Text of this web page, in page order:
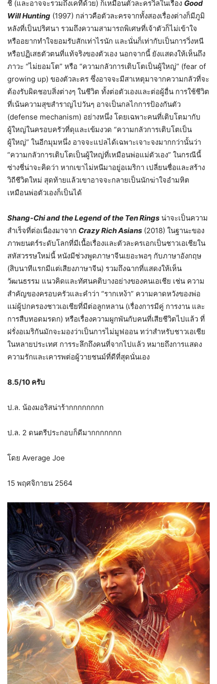
ชี่ (และอาจจะรวมถึงเคทีด้วย) ก็เหมือนตัวละครวิลในเรื่อง Good
Will Hunting (1997) กล่าวคือตัวละครจากทั้งสองเรื่องต่างก็มีภูมิ
หลังที่เป็นปริศนา รวมถึงความสามารถพิเศษที่เจ้าตัวก็ไม่เข้าใจ
หรืออยากทำใจยอมรับสักเท่าไรนัก และนั่นก็เท่ากับเป็นการวิ่งหนี
หรือปฏิเสธตัวตนที่แท้จริงของตัวเอง นอกจากนี้ ยังแสดงให้เห็นถึง
ภาวะ “ไม่ยอมโต” หรือ “ความกลัวการเติบโตเป็นผู้ใหญ่” (fear of
growing up) ของตัวละคร ซึ่งอาจจะมีสาเหตุมาจากความกลัวที่จะ
ต้องรับผิดชอบสิ่งต่างๆ ในชีวิต ทั้งต่อตัวเองและต่อผู้อื่น การใช้ชีวิต
ที่เน้นความสุขสำราญไปวันๆ อาจเป็นกลไกการป้องกันตัว
(defense mechanism) อย่างหนึ่ง โดยเฉพาะคนที่เติบโตมากับ
ผู้ใหญ่ในครอบครัวที่ดุและเข้มงวด “ความกลัวการเติบโตเป็น
ผู้ใหญ่” ในอีกมุมหนึ่ง อาจจะแปลได้เฉพาะเจาะจงมากกว่านั้นว่า
“ความกลัวการเติบโตเป็นผู้ใหญ่ที่เหมือนพ่อแม่ตัวเอง” ในกรณีนี้
ซ่างชี่น่าจะคิดว่า หากเขาไม่หนีมาอยู่อเมริกา เปลี่ยนชื่อและสร้าง
วิถีชีวิตใหม่ สุดท้ายแล้วเขาอาจจะกลายเป็นนักฆ่าใจอำมหิต
เหมือนพ่อตัวเองก็เป็นได้
Shang-Chi and the Legend of the Ten Rings น่าจะเป็นความ
สำเร็จที่ต่อเนื่องมาจาก Crazy Rich Asians (2018) ในฐานะของ
ภาพยนตร์ระดับโลกที่มีเนื้อเรื่องและตัวละครเอกเป็นชาวเอเชียใน
สหัสวรรษใหม่นี้ หนังมีช่วงพูดภาษาจีนเยอะพอๆ กับภาษาอังกฤษ
(สิบนาทีแรกมีแต่เสียงภาษาจีน) รวมถึงฉากที่แสดงให้เห็น
วัฒนธรรม แนวคิดและทัศนคติบางอย่างของคนเอเชีย เช่น ความ
สำคัญของครอบครัว​และคำว่า “รากเหง้า” ความคาดหวังของพ่อ
แม่ผู้ปกครองชาวเอเชียที่มีต่อลูกหลาน (เรื่องการมีคู่ การงาน และ
การสืบทอดมรดก) หรือเรื่องความผูกพันกับคนที่เสียชีวิตไปแล้ว ที่
ฝรั่งอเมริกันมักจะมองว่าเป็นการไม่มูฟออน ทว่าสำหรับชาวเอเชีย
ในหลายประเทศ การระลึกถึงคนที่จากไปแล้ว หมายถึงการแสดง
ความรักและเคารพต่อผู้วายชนม์ที่ดีที่สุดนั่นเอง
8.5/10 ครับ
ป.ล. น้องมอริสน่าร้ากกกกกกกก
ป.ล. 2 ดนตรีประกอบก็ดีมากกกกกกก
โดย Average Joe
15 พฤศจิกายน 2564